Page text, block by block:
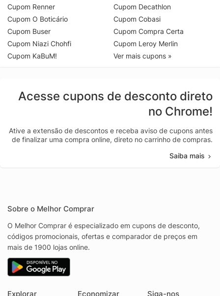
Cupom Renner
Cupom O Boticário
Cupom Buser
Cupom Niazi Chohfi
Cupom KaBuM!
Cupom Decathlon
Cupom Cobasi
Cupom Compra Certa
Cupom Leroy Merlin
Ver mais cupons »
Acesse cupons de desconto direto
no Chrome!
Ative a extensão de descontos e receba aviso de cupons antes
de finalizar uma compra online, direto no carrinho de compras.
Saiba mais
Sobre o Melhor Comprar
O Melhor Comprar é especializado em cupons de desconto,
códigos promocionais, ofertas e comparador de preços em
mais de 1900 lojas online.
Explorar Economizar Siga-nos